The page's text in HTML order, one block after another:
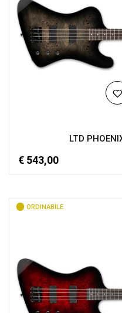
LTD
€ 543,00
ORDINABILE